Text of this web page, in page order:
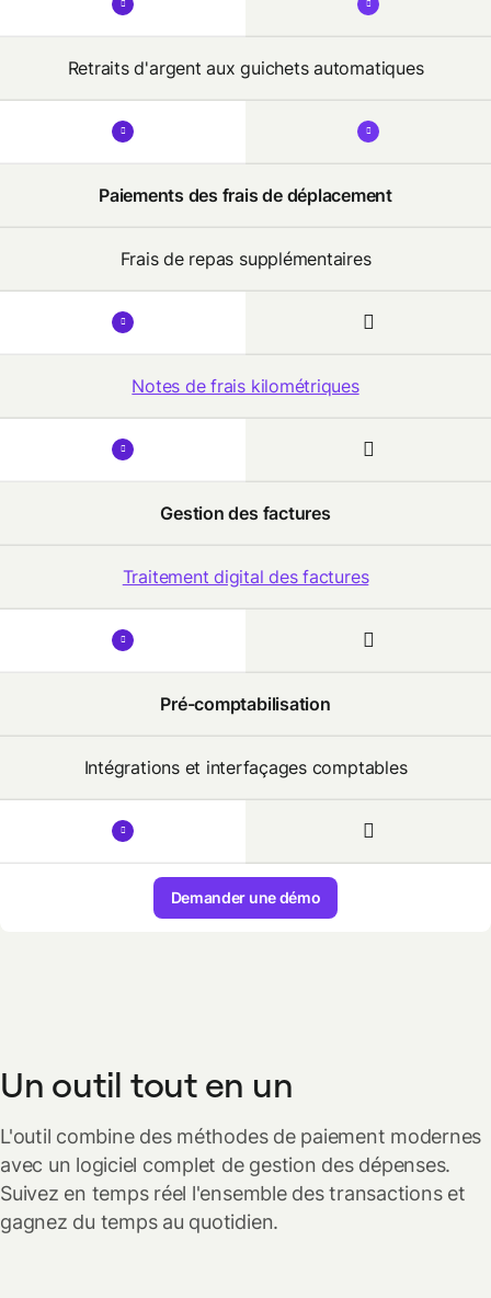
Retraits d'argent aux guichets automatiques
Paiements des frais de déplacement
Frais de repas supplémentaires
Notes de frais kilométriques
Gestion des factures
Traitement digital des factures
Pré-comptabilisation
Intégrations et interfaçages comptables
Demander une démo
Un outil tout en un
L'outil combine des méthodes de paiement modernes
avec un logiciel complet de gestion des dépenses.
Suivez en temps réel l'ensemble des transactions et
gagnez du temps au quotidien.